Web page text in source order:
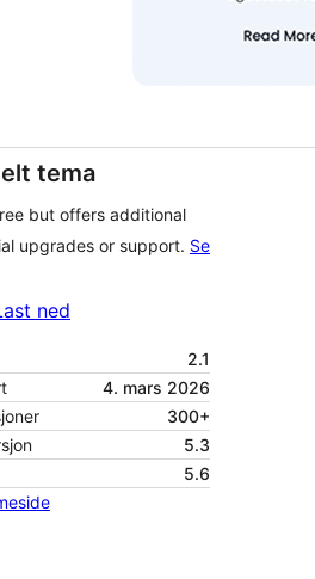
tema
but offers additional
upgrades or support. Se
ned
2.1
4. mars 2026
300+
5.3
5.6